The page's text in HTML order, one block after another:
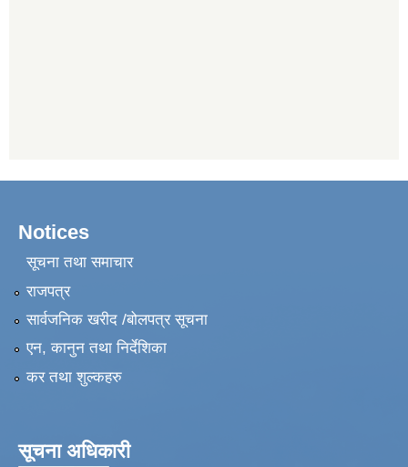
Notices
सूचना तथा समाचार
राजपत्र
सार्वजनिक खरीद /बोलपत्र सूचना
एन, कानुन तथा निर्देशिका
कर तथा शुल्कहरु
सूचना अधिकारी